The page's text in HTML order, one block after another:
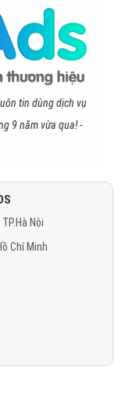
tin dùng dịch vụ
9 năm vừa qua! -
Nội
Chí Minh